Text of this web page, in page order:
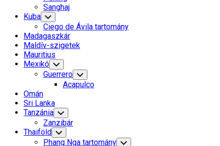
Sanghaj
Kuba Toggle
Child
Menu
Ciego de Ávila tartomány
Madagaszkár
Maldív-szigetek
Mauritius
Mexikó Toggle
Child
Menu
Guerrero Toggle
Child
Menu
Acapulco
Omán
Sri Lanka
Tanzánia Toggle
Child
Menu
Zanzibár
Thaiföld Toggle
Child
Phang Nga tartomány Toggle